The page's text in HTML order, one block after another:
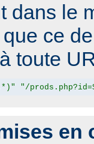
dans le
ce
toute
"/
en